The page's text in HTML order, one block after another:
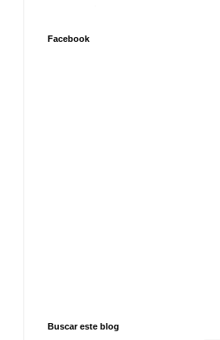
Facebook
Buscar este blog